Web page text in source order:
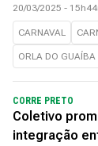
20/03/2025 -
CARNAVAL
ORLA DO GUAÍBA
CORRE PRETO
Coletivo
integração